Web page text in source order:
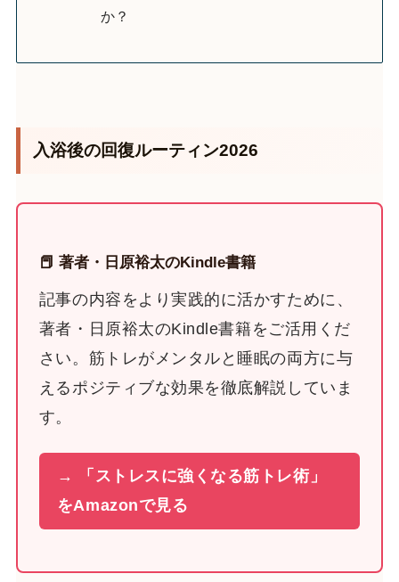
か？
入浴後の回復ルーティン2026
📕 著者・日原裕太のKindle書籍
記事の内容をより実践的に活かすために、
著者・日原裕太のKindle書籍をご活用くだ
さい。筋トレがメンタルと睡眠の両方に与
えるポジティブな効果を徹底解説していま
す。
→ 「ストレスに強くなる筋トレ術」
をAmazonで見る